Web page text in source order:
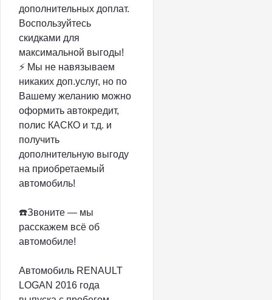
дополнительных доплат.
Воспользуйтесь
скидками для
максимальной выгоды!
⚡️ Мы не навязываем
никаких доп.услуг, но по
Вашему желанию можно
оформить автокредит,
полис КАСКО и т.д. и
получить
дополнительную выгоду
на приобретаемый
автомобиль!
☎️Звоните — мы
расскажем всё об
автомобиле!
Автомобиль RENAULT
LOGAN 2016 года